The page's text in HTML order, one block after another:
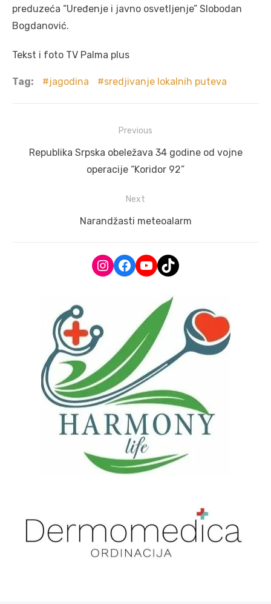
preduzeća “Uređenje i javno osvetljenje” Slobodan
Bogdanović.
Tekst i foto TV Palma plus
Tag: jagodina sredjivanje lokalnih puteva
navigation
Previous
Previous
Republika Srpska obeležava 34 godine od vojne
operacije “Koridor 92”
Next
Next
Narandžasti meteoalarm
Instagram
Facebook
YouTube
TikTok